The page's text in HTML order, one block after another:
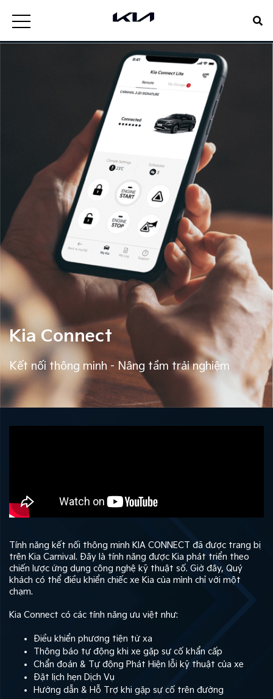
Kia Connect
Kết nối thông minh - Nâng tầm trải nghiệm
Tính năng kết nối thông minh KIA CONNECT đã được trang bị
trên Kia Carnival. Đây là tính năng được Kia phát triển theo
chiến lược ứng dụng công nghệ kỹ thuật số. Giờ đây, Quý
khách có thể điều khiển chiếc xe Kia của mình chỉ với một
chạm.
Kia Connect có các tính năng ưu việt như:
Điều khiển phương tiện từ xa
Thông báo tự động khi xe gặp sự cố khẩn cấp
Chẩn đoán & Tự động Phát Hiện lỗi kỹ thuật của xe
Đặt lịch hẹn Dịch Vụ
Hướng dẫn & Hỗ Trợ khi gặp sự cố trên đường